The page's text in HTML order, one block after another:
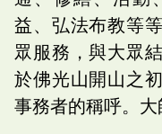
益、弘法布教等
眾服務，與大眾
於佛光山開山之
事務者的稱呼。大